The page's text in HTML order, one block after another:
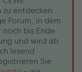
entdecken
Forum, in dem
bis Ende
und wird ab
lesend
Sie